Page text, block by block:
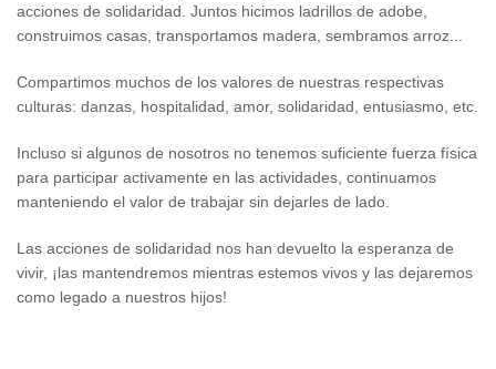
acciones de solidaridad. Juntos hicimos ladrillos de adobe,
construimos casas, transportamos madera, sembramos arroz...
Compartimos muchos de los valores de nuestras respectivas
culturas: danzas, hospitalidad, amor, solidaridad, entusiasmo, etc.
Incluso si algunos de nosotros no tenemos suficiente fuerza física
para participar activamente en las actividades, continuamos
manteniendo el valor de trabajar sin dejarles de lado.
Las acciones de solidaridad nos han devuelto la esperanza de
vivir, ¡las mantendremos mientras estemos vivos y las dejaremos
como legado a nuestros hijos!